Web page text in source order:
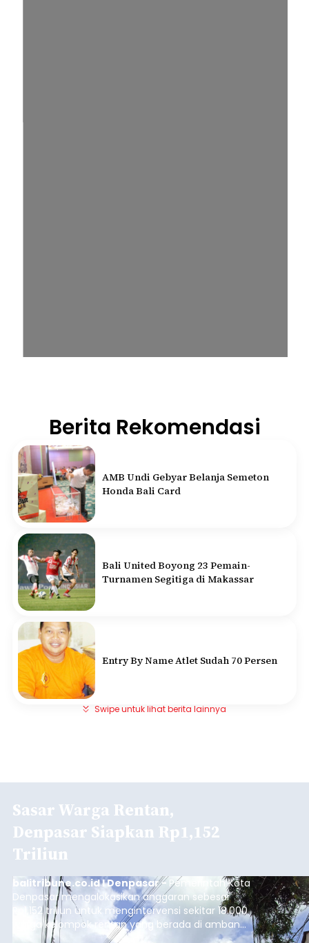
Berita Rekomendasi
AMB Undi Gebyar Belanja Semeton
Honda Bali Card
Bali United Boyong 23 Pemain-
Turnamen Segitiga di Makassar
Entry By Name Atlet Sudah 70 Persen
Swipe untuk lihat berita lainnya
Sasar Warga Rentan,
Denpasar Siapkan Rp1,152
Triliun
balitribune.co.id I Denpasar - Pemerintah Kota
Denpasar mengalokasikan anggaran sebesar
Rp1,152 triliun untuk mengintervensi sekitar 18.000
warga kelompok rentan yang berada di ambang
garis kemiskinan. Langkah strategis ini diambil